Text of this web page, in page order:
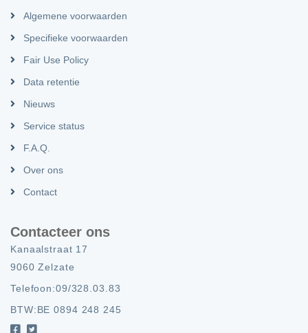
Algemene voorwaarden
Specifieke voorwaarden
Fair Use Policy
Data retentie
Nieuws
Service status
F.A.Q.
Over ons
Contact
Contacteer ons
Kanaalstraat 17
9060 Zelzate
Telefoon:09/328.03.83
BTW:BE 0894 248 245